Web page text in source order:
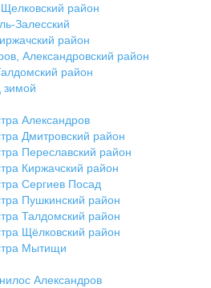
район
Залесский
район
Александровский район
район
зимой
Александров
Дмитровский район
Переславский район
Киржачский район
Сергиев Посад
Пушкинский район
Талдомский район
Щёлковский район
Мытищи
Александров